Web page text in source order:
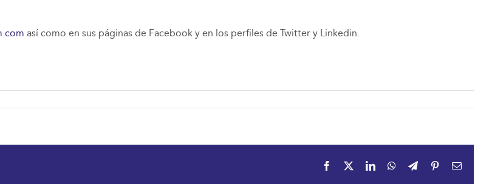
así como en sus páginas de Facebook y en los perfiles de Twitter y Linkedin.
Facebook LinkedInWhatsApp
TelegramPinterestCorreo